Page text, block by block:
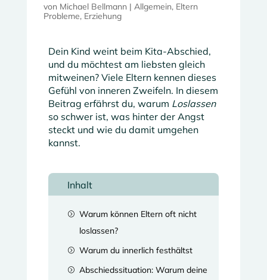
von Michael Bellmann | Allgemein, Eltern
Probleme, Erziehung
Dein Kind weint beim Kita-Abschied,
und du möchtest am liebsten gleich
mitweinen?Viele Eltern kennen dieses
Gefühl von inneren Zweifeln. In diesem
Beitrag erfährst du, warum Loslassen
so schwer ist, was hinter der Angst
steckt und wie du damit umgehen
kannst.
Inhalt
=
Warum können Eltern oft nicht
loslassen?
= Warum du innerlich festhältst
=
Abschiedssituation: Warum deine